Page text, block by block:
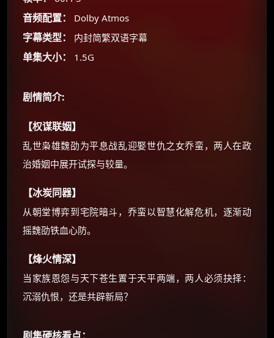
音频配置： Dolby Atmos
字幕类型： 内封简繁双语字幕
单集大小： 1.5G
剧情简介:
【权谋联姻】
乱世枭雄魏劭为平息战乱迎娶世仇之女乔蛮，两人在政
治婚姻中展开试探与较量。
【冰炭同器】
从朝堂博弈到宅院暗斗，乔蛮以智慧化解危机，逐渐动
摇魏劭铁血心防。
【烽火情深】
当家族恩怨与天下苍生置于天平两端，两人必须抉择：
沉溺仇恨，还是共辟新局？
还有支付宝现金红包、外卖红包、
优惠券、活动红包，每日可领。
⚡